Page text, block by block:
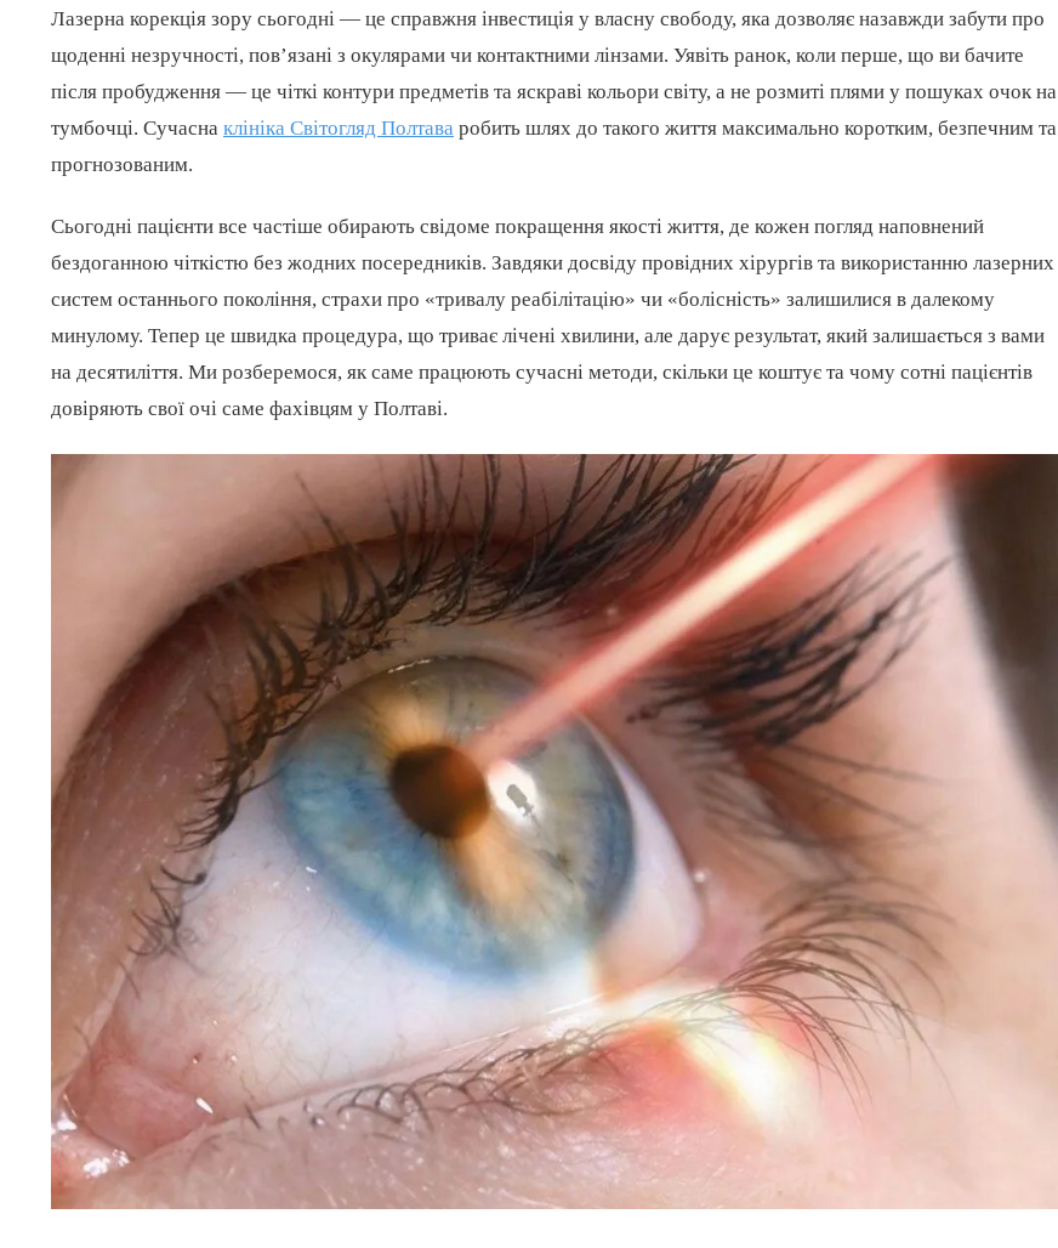
Лазерна корекція зору сьогодні — це справжня інвестиція у власну свободу, яка дозволяє назавжди забути про
щоденні незручності, пов’язані з окулярами чи контактними лінзами. Уявіть ранок, коли перше, що ви бачите
після пробудження — це чіткі контури предметів та яскраві кольори світу, а не розмиті плями у пошуках очок на
тумбочці. Сучасна клініка Світогляд Полтава робить шлях до такого життя максимально коротким, безпечним та
прогнозованим.
Сьогодні пацієнти все частіше обирають свідоме покращення якості життя, де кожен погляд наповнений
бездоганною чіткістю без жодних посередників. Завдяки досвіду провідних хірургів та використанню лазерних
систем останнього покоління, страхи про «тривалу реабілітацію» чи «болісність» залишилися в далекому
минулому. Тепер це швидка процедура, що триває лічені хвилини, але дарує результат, який залишається з вами
на десятиліття. Ми розберемося, як саме працюють сучасні методи, скільки це коштує та чому сотні пацієнтів
довіряють свої очі саме фахівцям у Полтаві.